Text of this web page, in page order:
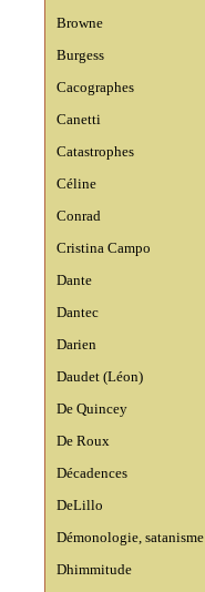
Browne
Burgess
Cacographes
Canetti
Catastrophes
Céline
Conrad
Cristina Campo
Dante
Dantec
Darien
Daudet (Léon)
De Quincey
De Roux
Décadences
DeLillo
Démonologie, satanisme
Dhimmitude